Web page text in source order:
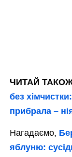
ЧИТАЙ
без
прибрала –
Нагадаємо,
яблуню: